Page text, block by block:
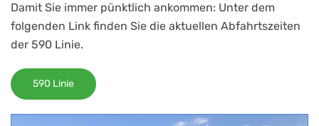
Damit Sie immer pünktlich ankommen: Unter dem
folgenden Link finden Sie die aktuellen Abfahrtszeiten
der 590 Linie.
590 Linie